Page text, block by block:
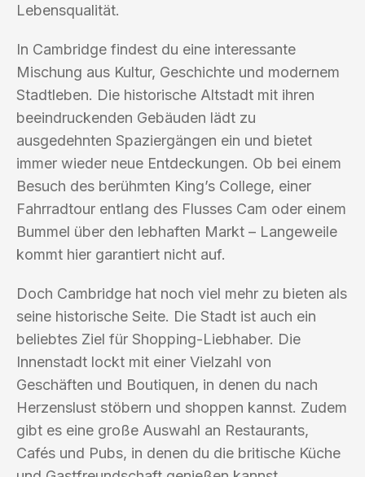
Lebensqualität.
In Cambridge findest du eine interessante
Mischung aus Kultur, Geschichte und modernem
Stadtleben. Die historische Altstadt mit ihren
beeindruckenden Gebäuden lädt zu
ausgedehnten Spaziergängen ein und bietet
immer wieder neue Entdeckungen. Ob bei einem
Besuch des berühmten King’s College, einer
Fahrradtour entlang des Flusses Cam oder einem
Bummel über den lebhaften Markt – Langeweile
kommt hier garantiert nicht auf.
Doch Cambridge hat noch viel mehr zu bieten als
seine historische Seite. Die Stadt ist auch ein
beliebtes Ziel für Shopping-Liebhaber. Die
Innenstadt lockt mit einer Vielzahl von
Geschäften und Boutiquen, in denen du nach
Herzenslust stöbern und shoppen kannst. Zudem
gibt es eine große Auswahl an Restaurants,
Cafés und Pubs, in denen du die britische Küche